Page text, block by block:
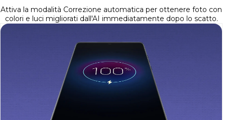
Attiva la modalità Correzione automatica per ottenere foto con
colori e luci migliorati dall'AI immediatamente dopo lo scatto.